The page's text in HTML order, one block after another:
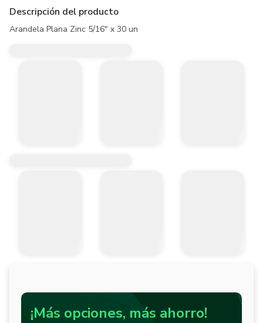
Descripción del producto
Arandela Plana Zinc 5/16" x 30 un
¡Más opciones, más ahorro!